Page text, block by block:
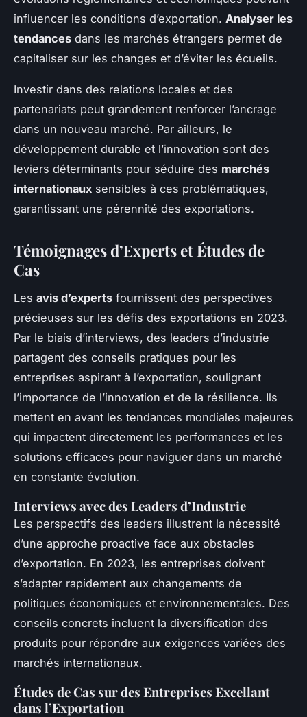
influencer les conditions d’exportation. Analyser les
tendances dans les marchés étrangers permet de
capitaliser sur les changes et d’éviter les écueils.
Investir dans des relations locales et des
partenariats peut grandement renforcer l’ancrage
dans un nouveau marché. Par ailleurs, le
développement durable et l’innovation sont des
leviers déterminants pour séduire des marchés
internationaux sensibles à ces problématiques,
garantissant une pérennité des exportations.
Témoignages d’Experts et Études de
Cas
Les avis d’experts fournissent des perspectives
précieuses sur les défis des exportations en 2023.
Par le biais d’interviews, des leaders d’industrie
partagent des conseils pratiques pour les
entreprises aspirant à l’exportation, soulignant
l’importance de l’innovation et de la résilience. Ils
mettent en avant les tendances mondiales majeures
qui impactent directement les performances et les
solutions efficaces pour naviguer dans un marché
en constante évolution.
Interviews avec des Leaders d’Industrie
Les perspectifs des leaders illustrent la nécessité
d’une approche proactive face aux obstacles
d’exportation. En 2023, les entreprises doivent
s’adapter rapidement aux changements de
politiques économiques et environnementales. Des
conseils concrets incluent la diversification des
produits pour répondre aux exigences variées des
marchés internationaux.
Études de Cas sur des Entreprises Excellant
dans l’Exportation